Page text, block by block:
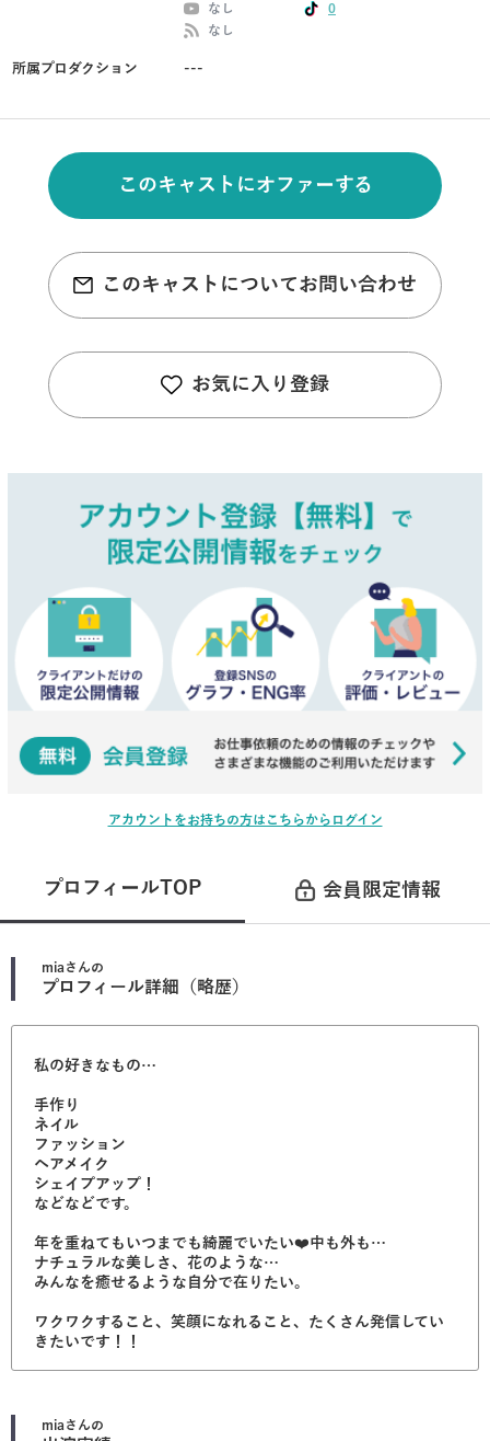
なし
0
なし
所属プロダクション ---
このキャストにオファーする
このキャストについてお問い合わせ
お気に入り登録
アカウントをお持ちの方はこちらからログイン
プロフィールTOP 会員限定情報
miaさんの
プロフィール詳細（略歴）
私の好きなもの…
手作り
ネイル
ファッション
ヘアメイク
シェイプアップ！
などなどです。
年を重ねてもいつまでも綺麗でいたい❤️中も外も…
ナチュラルな美しさ、花のような…
みんなを癒せるような自分で在りたい。
ワクワクすること、笑顔になれること、たくさん発信してい
きたいです！！
miaさんの